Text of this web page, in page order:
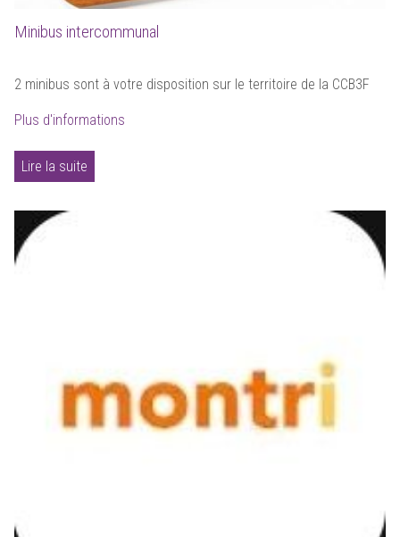
Minibus intercommunal
2 minibus sont à votre disposition sur le territoire de la CCB3F
Plus d'informations
Lire la suite